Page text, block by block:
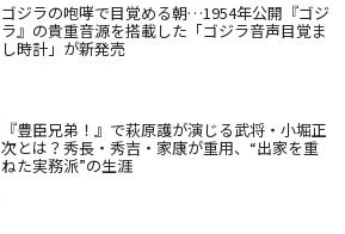
ゴジラの咆哮で目覚める朝…1954年公開『ゴジ
ラ』の貴重音源を搭載した「ゴジラ音声目覚ま
し時計」が新発売
『豊臣兄弟！』で萩原護が演じる武将・小堀正
次とは？秀長・秀吉・家康が重用、“出家を重
ねた実務派”の生涯